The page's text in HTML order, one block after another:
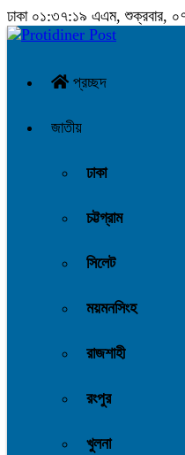
ঢাকা ০১:৩৭:২০ এএম, শুক্রবার,
প্রচ্ছদ
জাতীয়
ঢাকা
চট্টগ্রাম
সিলেট
ময়মনসিংহ
রাজশাহী
রংপুর
খুলনা